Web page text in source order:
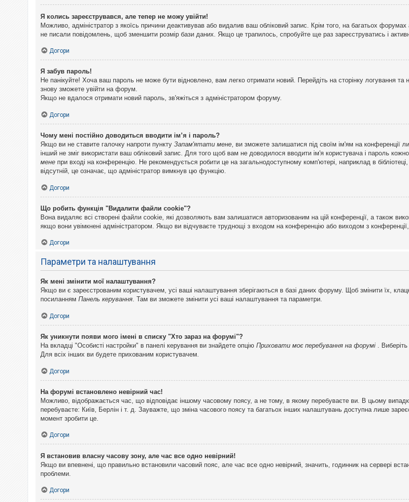
Я колись зареєструвався, але тепер не можу увійти!
Можливо, адміністратор з якоїсь причини деактивував або видалив ваш обліковий запис. Крім того, на багатьох форумах
не писали повідомлень, щоб зменшити розмір бази даних. Якщо це трапилось, спробуйте ще раз зареєструватись і
Догори
Я забув пароль!
Не панікуйте! Хоча ваш пароль не може бути відновлено, вам легко отримати новий. Перейдіть на сторінку логування та
знову зможете увійти на форум.
Якщо не вдалося отримати новий пароль, зв'яжіться з адміністратором форуму.
Догори
Чому мені постійно доводиться вводити ім’я і пароль?
Якщо ви не ставите галочку напроти пункту Запам'ятати мене, ви зможете залишатися під своїм ім'ям на конференції
інший не зміг використати ваш обліковий запис. Для того щоб вам не доводилося вводити ім'я користувача і пароль
мене при вході на конференцію. Не рекомендується робити це на загальнодоступному комп'ютері, наприклад в
відсутній, це означає, що адміністратор вимкнув цю функцію.
Догори
Що робить функція "Видалити файли cookie"?
Вона видаляє всі створені файли cookie, які дозволяють вам залишатися авторизованим на цій конференції, а також
якщо вони увімкнені адміністратором. Якщо ви відчуваєте труднощі з входом на конференцію або виходом з
Догори
Параметри та налаштування
Як мені змінити мої налаштування?
Якщо ви є зареєстрованим користувачем, усі ваші налаштування зберігаються в базі даних форуму. Щоб змінити їх,
посиланням Панель керування. Там ви зможете змінити усі ваші налаштування та параметри.
Догори
Як уникнути появи мого імені в списку "Хто зараз на форумі"?
На вкладці "Особисті настройки" в панелі керування ви знайдете опцію Приховати моє перебування на форумі . Виберіть
Для всіх інших ви будете прихованим користувачем.
Догори
На форумі встановлено невірний час!
Можливо, відображається час, що відповідає іншому часовому поясу, а не тому, в якому перебуваєте ви. В цьому
перебуваєте: Київ, Берлін і т. д. Зауважте, що зміна часового поясу та багатьох інших налаштувань доступна лише
момент зробити це.
Догори
Я встановив власну часову зону, але час все одно невірний!
Якщо ви впевнені, що правильно встановили часовий пояс, але час все одно невірний, значить, годинник на сервері
проблеми.
Догори